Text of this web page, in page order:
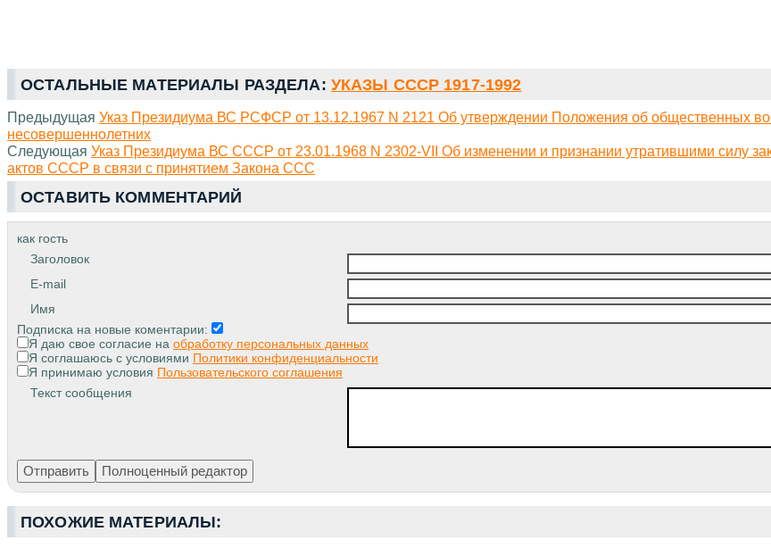
ОСТАЛЬНЫЕ МАТЕРИАЛЫ РАЗДЕЛА: УКАЗЫ СССР 1917-1992
Предыдущая Указ Президиума ВС РСФСР от 13.12.1967 N 2121 Об утверждении Положения об общественных
несовершеннолетних
Следующая Указ Президиума ВС СССР от 23.01.1968 N 2302-VII Об изменении и признании утратившими силу
актов СССР в связи с принятием Закона ССС
ОСТАВИТЬ КОММЕНТАРИЙ
как гость
Заголовок
E-mail
Имя
Подписка на новые коментарии:
Я даю свое согласие на обработку персональных данных
Я соглашаюсь с условиями Политики конфиденциальности
Я принимаю условия Пользовательского соглашения
Текст сообщения
ПОХОЖИЕ МАТЕРИАЛЫ: